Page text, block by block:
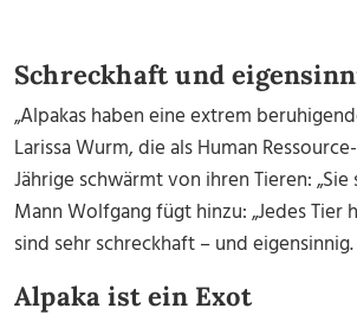
Schreckhaft und
„Alpakas haben eine extrem
Larissa Wurm, die als Human
Jährige schwärmt von ihren Tieren:
Mann Wolfgang fügt hinzu: „Jedes
sind sehr schreckhaft – und
Alpaka ist ein Exot